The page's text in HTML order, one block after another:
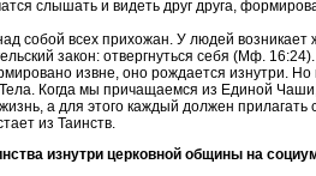
слышать и видеть друг друга,
собой всех прихожан. У людей
закон: отвергнуться себя (Мф.
извне, оно рождается изнутри.
Когда мы причащаемся из Единой
а для этого каждый должен прилагать
из Таинств.
изнутри церковной общины на